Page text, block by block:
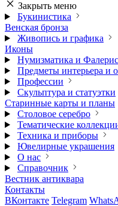
Закрыть меню
Букинистика
Венская бронза
Живопись и графика
Иконы
Нумизматика и
Предметы интерьера и
Профессии
Скульптура и статуэтки
Старинные карты и планы
Столовое серебро
Тематические
Техника и приборы
Ювелирные украшения
О нас
Справочник
Вестник антиквара
Контакты
ВКонтакте Telegram